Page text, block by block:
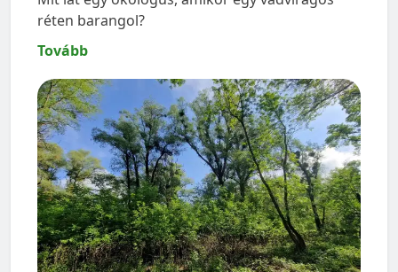
réten barangol?
Tovább